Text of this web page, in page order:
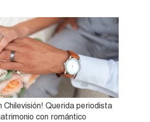
Chilevisión! Querida periodista
con romántico